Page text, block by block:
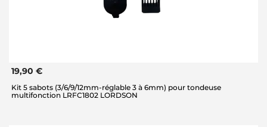
19,90 €
Kit 5 sabots (3/6/9/12mm-réglable 3 à 6mm) pour tondeuse
multifonction LRFC1802 LORDSON